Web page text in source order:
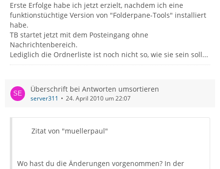
Erste Erfolge habe ich jetzt erzielt, nachdem ich eine
funktionstüchtige Version von "Folderpane-Tools" installiert
habe.
TB startet jetzt mit dem Posteingang ohne
Nachrichtenbereich.
Lediglich die Ordnerliste ist noch nicht so, wie sie sein soll...
Überschrift bei Antworten umsortieren
server311 24. April 2010 um 22:07
Zitat von "muellerpaul"
Wo hast du die Änderungen vorgenommen? In der